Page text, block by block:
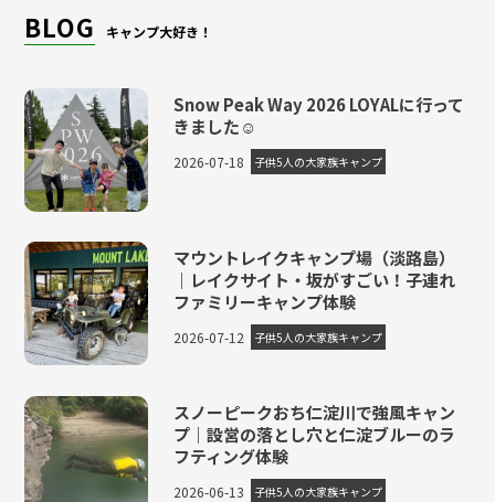
BLOG キャンプ大好き！
Snow Peak Way 2026 LOYALに行って
きました☺
2026-07-18 子供5人の大家族キャンプ
マウントレイクキャンプ場（淡路島）
｜レイクサイト・坂がすごい！子連れ
ファミリーキャンプ体験
2026-07-12 子供5人の大家族キャンプ
スノーピークおち仁淀川で強風キャン
プ｜設営の落とし穴と仁淀ブルーのラ
フティング体験
2026-06-13 子供5人の大家族キャンプ